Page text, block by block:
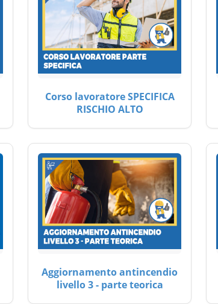
Corso lavoratore SPECIFICA
RISCHIO ALTO
Aggiornamento antincendio
livello 3 - parte teorica